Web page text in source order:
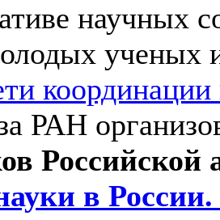
научных
ученых
РАН
в